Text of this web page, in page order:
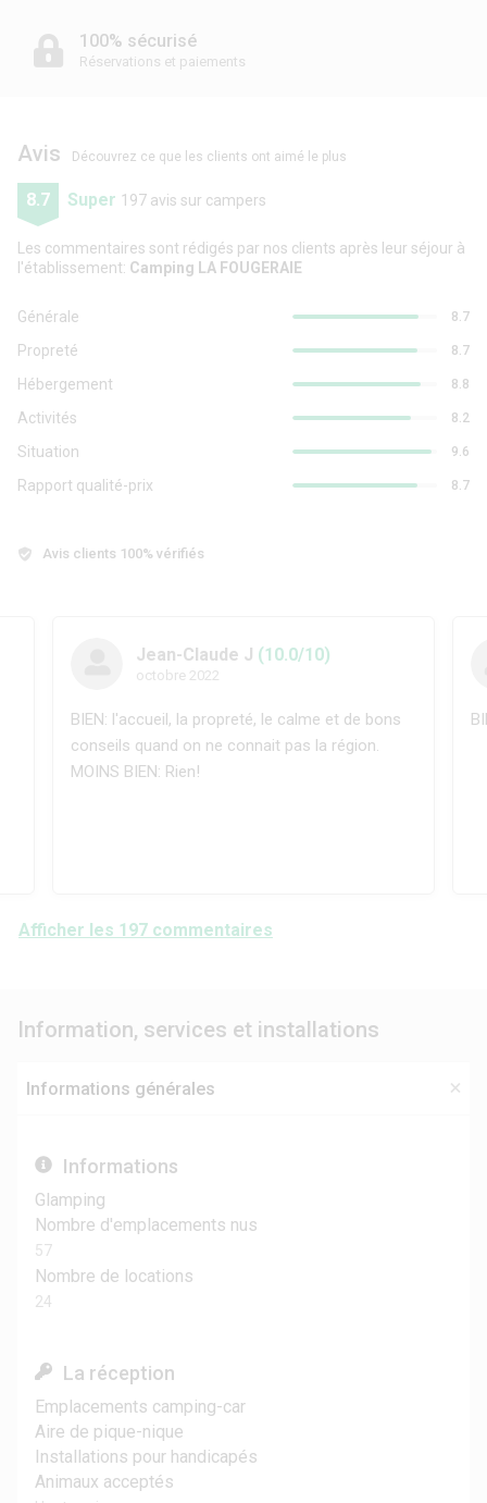
100% sécurisé
Réservations et paiements
Avis Découvrez ce que les clients ont aimé le plus
8.7 Super 197 avis sur campers
Les commentaires sont rédigés par nos clients après leur séjour à
l'établissement: Camping LA FOUGERAIE
Générale 8.7
Propreté 8.7
Hébergement 8.8
Activités 8.2
Situation 9.6
Rapport qualité-prix 8.7
Avis clients 100% vérifiés
Jean-Claude J (10.0/10)
octobre 2022
BIEN: l'accueil, la propreté, le calme et de bons
conseils quand on ne connait pas la région.
MOINS BIEN: Rien!
Afficher les 197 commentaires
Information, services et installations
Informations générales
Informations
Glamping
Nombre d'emplacements nus
57
Nombre de locations
24
La réception
Emplacements camping-car
Aire de pique-nique
Installations pour handicapés
Animaux acceptés